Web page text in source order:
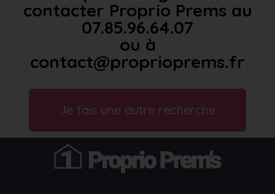
contacter Proprio Prems au
07.85.96.64.07
ou à
contact@proprioprems.fr
Je fais une autre recherche